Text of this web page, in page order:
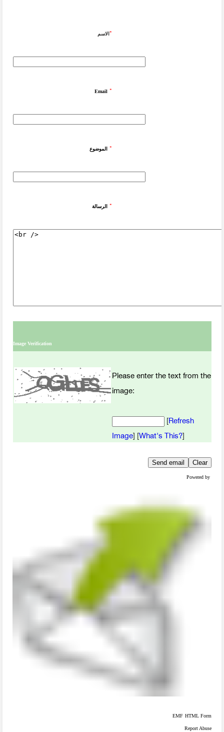
الاسم *
Email *
الموضوع *
الرسالة *
Image Verification
Please enter the text from the
image:
[Refresh
Image] [What's This?]
Powered by
EMF HTML Form
Report Abuse